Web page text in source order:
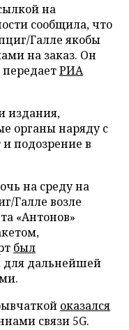
на
сообщила, что
Галле якобы
на заказ. Он
РИА
издания,
органы наряду с
и подозрение в
на среду на
Галле возле
«Антонов»
был
дальнейшей
оказался
связи 5G.